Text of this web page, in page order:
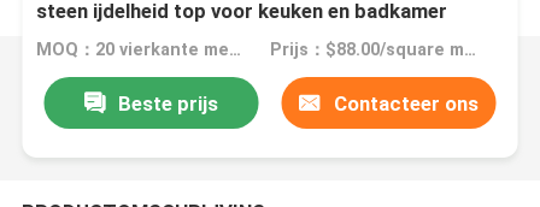
steen ijdelheid top voor keuken en badkamer
MOQ：20 vierkante meter Prijs：$88.00/square meters 20-99 square meters
Beste prijs Contacteer ons